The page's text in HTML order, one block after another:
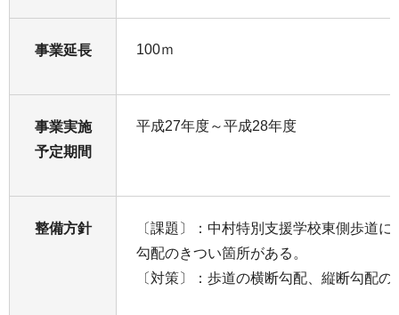
事業延長 100ｍ
事業実施
予定期間
平成27年度～平成28年度
整備方針
〔課題〕：中村特別支援学校東側歩道
勾配のきつい箇所がある。
〔対策〕：歩道の横断勾配、縦断勾配の